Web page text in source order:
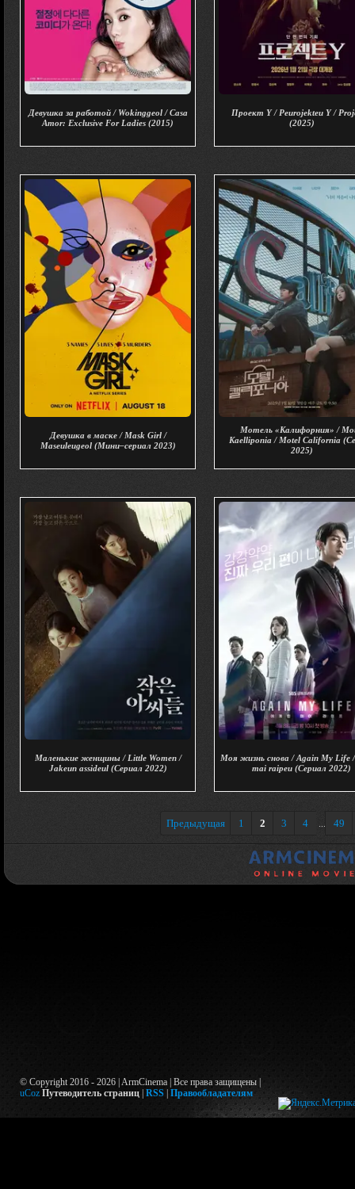
Девушка за работой / Wokinggeol / Casa
Amor: Exclusive For Ladies (2015)
Проект Y / Peurojekteu Y /
(2025)
Девушка в маске / Mask Girl /
Maseuleugeol (Мини–сериал 2023)
Мотель «Калифорния» /
Kaelliponia / Motel California
2025)
Маленькие женщины / Little Women /
Jakeun assideul (Сериал 2022)
Моя жизнь снова / Again My Life
mai raipeu (Сериал 2022)
Предыдущая 1 2 3 4 ... 49
© Copyright 2016 - 2026 | ArmCinema | Все права защищены |
uCoz Путеводитель страниц RSS Правообладателям